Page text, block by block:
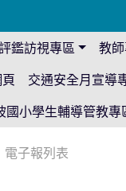
鑑訪視專區 教師
交通安全月宣導
國小學生輔導管教專
電子報列表